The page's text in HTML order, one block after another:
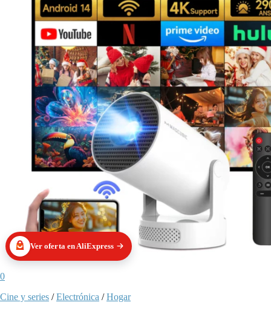
Ver oferta en AliExpress
0
Cine y series /Electrónica /Hogar